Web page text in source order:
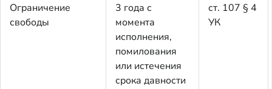
Ограничение
свободы
3 года с
момента
исполнения,
помилования
или истечения
срока давности
ст. 107 § 4
УК